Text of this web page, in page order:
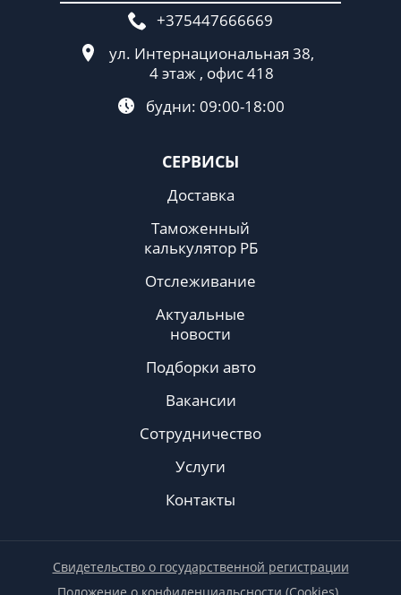
СЕРВИСЫ
Доставка
Таможенный
калькулятор РБ
Отслеживание
Актуальные
новости
Подборки авто
Вакансии
Сотрудничество
Услуги
Контакты
+375447666669
ул. Интернациональная 38,
4 этаж , офис 418
будни: 09:00-18:00
Свидетельство о государственной регистрации